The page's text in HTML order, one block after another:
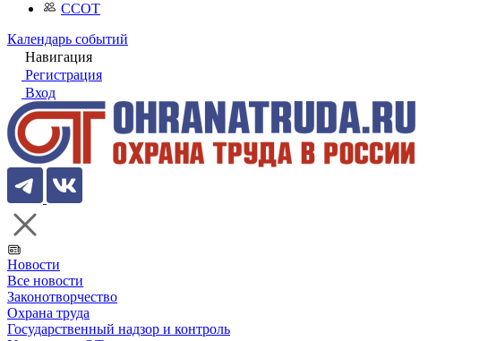
ССОТ
Календарь событий
Навигация
Регистрация
Вход
Новости
Все новости
Законотворчество
Охрана труда
Государственный надзор и контроль